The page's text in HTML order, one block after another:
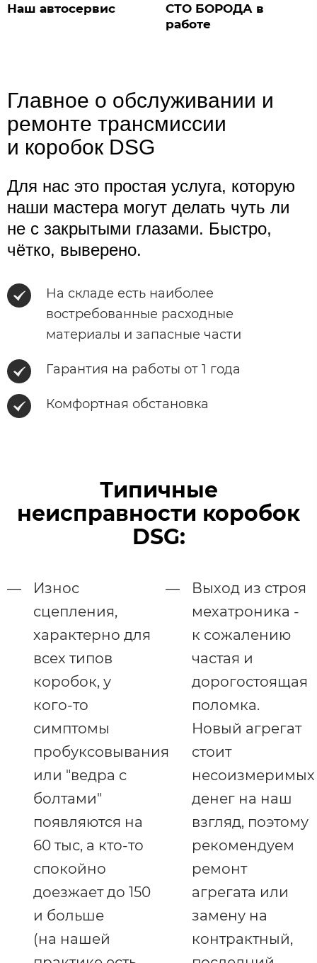
Наш автосервис
СТО БОРОДА в
работе
Главное о обслуживании и
ремонте трансмиссии
и коробок DSG
Для нас это простая услуга, которую
наши мастера могут делать чуть ли
не с закрытыми глазами. Быстро,
чётко, выверено.
На складе есть наиболее
востребованные расходные
материалы и запасные части
Гарантия на работы от 1 года
Комфортная обстановка
Типичные
неисправности коробок
DSG:
Износ
сцепления,
характерно для
всех типов
коробок, у
кого-то
симптомы
пробуксовывания
или "ведра с
болтами"
появляются на
60 тыс, а кто-то
спокойно
доезжает до 150
и больше
(на нашей
Выход из строя
мехатроника -
к сожалению
частая и
дорогостоящая
поломка.
Новый агрегат
стоит
несоизмеримых
денег на наш
взгляд, поэтому
рекомендуем
ремонт
агрегата или
замену на
контрактный,